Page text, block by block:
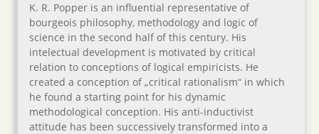
K. R. Popper is an influential representative of
bourgeois philosophy, methodology and logic of
science in the second half of this century. His
intelectual development is motivated by critical
relation to conceptions of logical empiricists. He
created a conception of „critical rationalism“ in which
he found a starting point for his dynamic
methodological conception. His anti-inductivist
attitude has been successively transformed into a